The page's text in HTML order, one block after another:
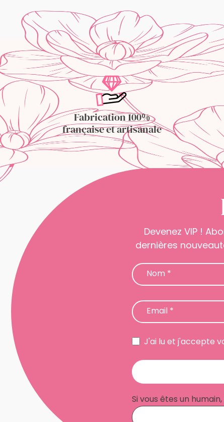
Fabrication 100%
française et artisanale
Devenez VIP !
dernières
Nom *
Email *
J'ai lu et j'accepte
Si vous êtes un